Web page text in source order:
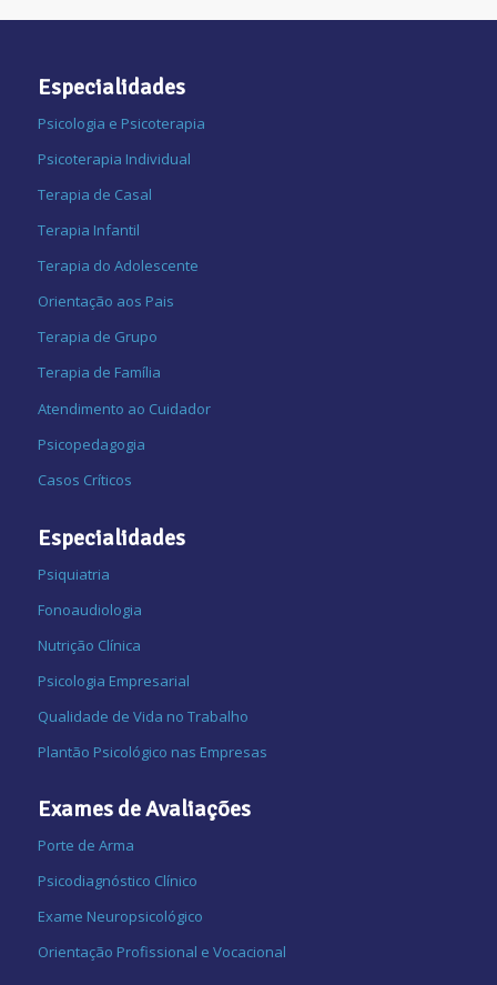
Especialidades
Psicologia e Psicoterapia
Psicoterapia Individual
Terapia de Casal
Terapia Infantil
Terapia do Adolescente
Orientação aos Pais
Terapia de Grupo
Terapia de Família
Atendimento ao Cuidador
Psicopedagogia
Casos Críticos
Especialidades
Psiquiatria
Fonoaudiologia
Nutrição Clínica
Psicologia Empresarial
Qualidade de Vida no Trabalho
Plantão Psicológico nas Empresas
Exames de Avaliações
Porte de Arma
Psicodiagnóstico Clínico
Exame Neuropsicológico
Orientação Profissional e Vocacional